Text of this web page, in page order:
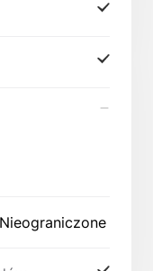
Nieograniczone